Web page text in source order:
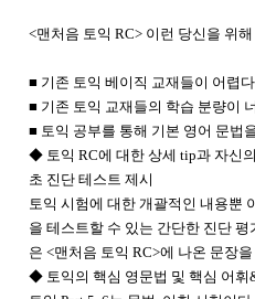
<맨처음 토익 RC> 이런 당신을 위
■ 기존 토익 베이직 교재들이 어렵
■ 기존 토익 교재들의 학습 분량이
■ 토익 공부를 통해 기본 영어 문법
◆ 토익 RC에 대한 상세 tip과 자신
초 진단 테스트 제시
토익 시험에 대한 개괄적인 내용뿐
을 테스트할 수 있는 간단한 진단
은 <맨처음 토익 RC>에 나온 문장
◆ 토익의 핵심 영문법 및 핵심 어휘